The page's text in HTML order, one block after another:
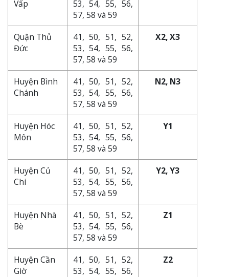
Vấp
53, 54, 55, 56,
57, 58 và 59
Quận Thủ
Đức
41, 50, 51, 52,
53, 54, 55, 56,
57, 58 và 59
X2, X3
Huyện Bình
Chánh
41, 50, 51, 52,
53, 54, 55, 56,
57, 58 và 59
N2, N3
Huyện Hóc
Môn
41, 50, 51, 52,
53, 54, 55, 56,
57, 58 và 59
Y1
Huyện Củ
Chi
41, 50, 51, 52,
53, 54, 55, 56,
57, 58 và 59
Y2, Y3
Huyện Nhà
Bè
41, 50, 51, 52,
53, 54, 55, 56,
57, 58 và 59
Z1
Huyện Cần
Giờ
41, 50, 51, 52,
53, 54, 55, 56,
Z2